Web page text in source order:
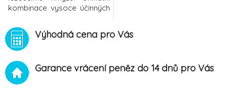
kombinace vysoce účinných
na místa ve stáji s hojným
výskytem hmyzu, vhodný
pro každodenní
prallethrin, 1R-trans-
fenothrin, piperonyl butoxid
Výhodná cena pro Vás
Garance vrácení peněz do 14 dnů pro Vás